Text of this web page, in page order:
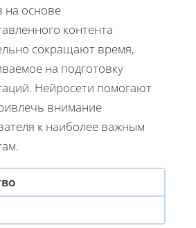
на основе
контента
сокращают время,
на подготовку
Нейросети помогают
внимание
к наиболее важным